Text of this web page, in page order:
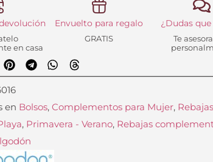
en casa
Envuelto para regalo
GRATIS
¿Dudas
Te
en Bolsos, Complementos para Mujer, Rebajas
, Primavera - Verano, Rebajas